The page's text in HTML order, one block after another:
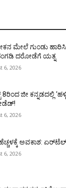
ಮೇಲೆ ಗುಂಡು ಹಾರಿಸಿ
ದರೋಡೆಗೆ ಯತ್ನ
6, 2026
8ರಿಂದ ಜೀ ಕನ್ನಡದಲ್ಲಿ
6, 2026
ಹೆಚ್ಚಳಕ್ಕೆ ಅವಕಾಶ:
6, 2026